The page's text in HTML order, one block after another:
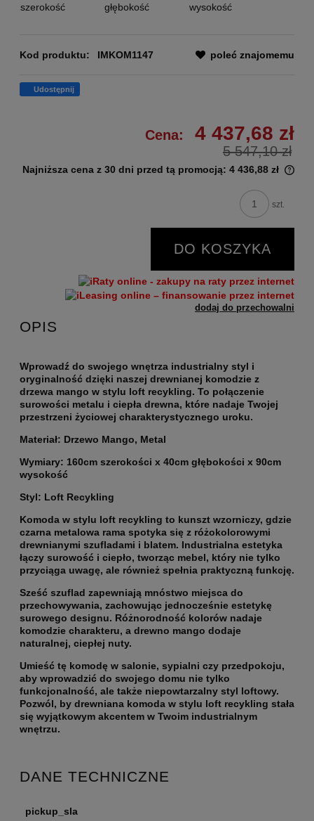
szerokość głębokość wysokość
Kod produktu: IMKOM1147 poleć znajomemu
Udostępnij
Cena: 4 437,68 zł
5 547,10 zł
Najniższa cena z 30 dni przed tą promocją: 4 436,88 zł
szt.
DO KOSZYKA
dodaj do przechowalni
OPIS
Wprowadź do swojego wnętrza industrialny styl i
oryginalność dzięki naszej drewnianej komodzie z
drzewa mango w stylu loft recykling. To połączenie
surowości metalu i ciepła drewna, które nadaje Twojej
przestrzeni życiowej charakterystycznego uroku.
Materiał: Drzewo Mango, Metal
Wymiary: 160cm szerokości x 40cm głębokości x 90cm
wysokość
Styl: Loft Recykling
Komoda w stylu loft recykling to kunszt wzorniczy, gdzie
czarna metalowa rama spotyka się z różokolorowymi
drewnianymi szufladami i blatem. Industrialna estetyka
łączy surowość i ciepło, tworząc mebel, który nie tylko
przyciąga uwagę, ale również spełnia praktyczną funkcję.
Sześć szuflad zapewniają mnóstwo miejsca do
przechowywania, zachowując jednocześnie estetykę
surowego designu. Różnorodność kolorów nadaje
komodzie charakteru, a drewno mango dodaje
naturalnej, ciepłej nuty.
Umieść tę komodę w salonie, sypialni czy przedpokoju,
aby wprowadzić do swojego domu nie tylko
funkcjonalność, ale także niepowtarzalny styl loftowy.
Pozwól, by drewniana komoda w stylu loft recykling stała
się wyjątkowym akcentem w Twoim industrialnym
wnętrzu.
DANE TECHNICZNE
pickup_sla